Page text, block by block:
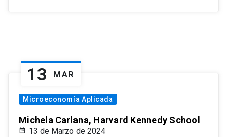
13 MAR
Microeconomía Aplicada
Michela Carlana, Harvard Kennedy School
13 de Marzo de 2024